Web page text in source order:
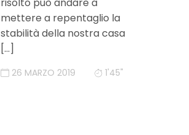
mettere a repentaglio la
stabilità della nostra casa
[…]
26 MARZO 2019 1'45"